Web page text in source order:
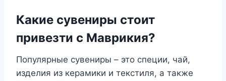
Какие сувениры стоит
привезти с Маврикия?
Популярные сувениры – это специи, чай,
изделия из керамики и текстиля, а также